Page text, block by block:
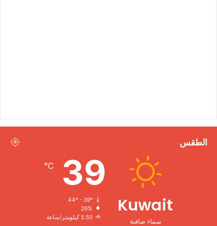
الطقس
Kuwait
سماء صافية
39
℃
26%
5.55 كيلومتر/ساعة